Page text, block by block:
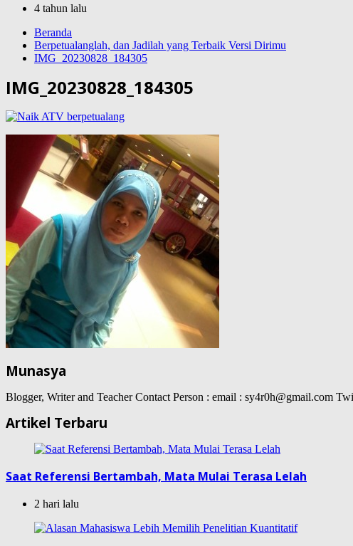
4 tahun lalu
Beranda
Berpetualanglah, dan Jadilah yang Terbaik Versi Dirimu
IMG_20230828_184305
IMG_20230828_184305
Munasya
Blogger, Writer and Teacher Contact Person : email : sy4r0h@gmail.com
Artikel Terbaru
Saat Referensi Bertambah, Mata Mulai Terasa Lelah
2 hari lalu